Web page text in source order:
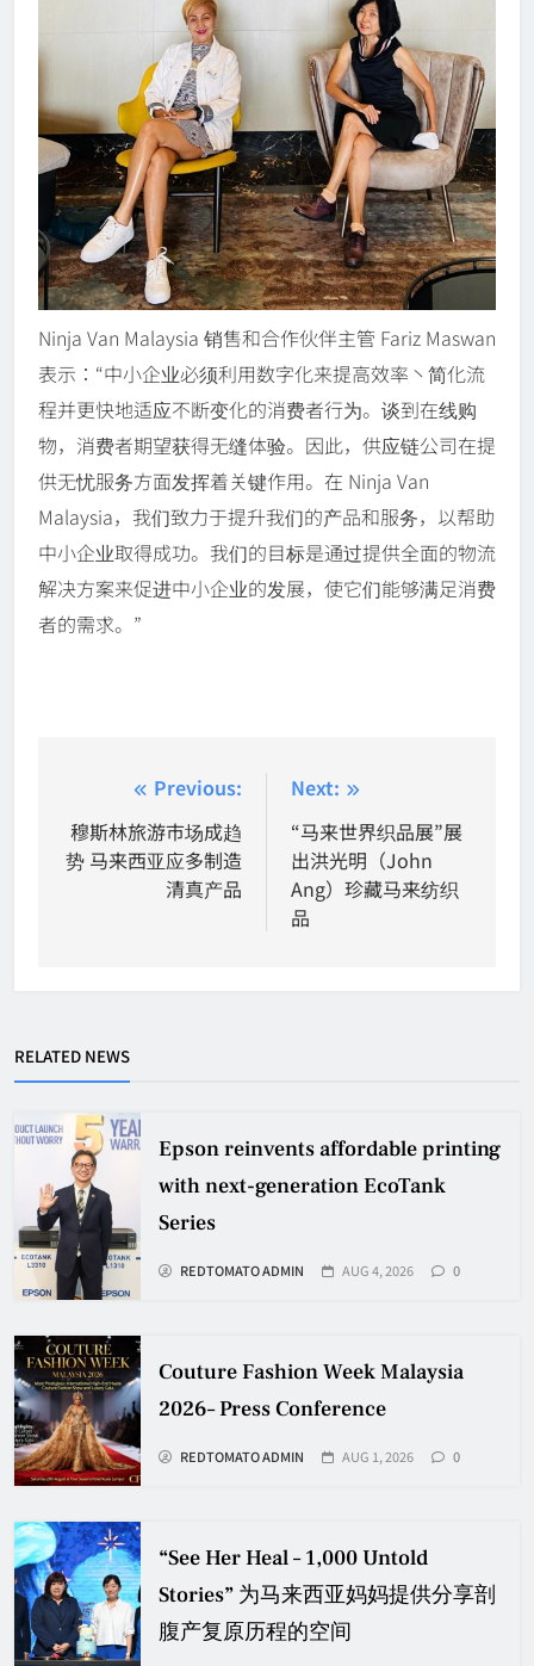
Ninja Van Malaysia 销售和合作伙伴主管 Fariz Maswan
表示：“中小企业必须利用数字化来提高效率丶简化流
程并更快地适应不断变化的消费者行为。谈到在线购
物，消费者期望获得无缝体验。因此，供应链公司在提
供无忧服务方面发挥着关键作用。在 Ninja Van
Malaysia，我们致力于提升我们的产品和服务，以帮助
中小企业取得成功。我们的目标是通过提供全面的物流
解决方案来促进中小企业的发展，使它们能够满足消费
者的需求。”
navigation
Previous:
穆斯林旅游市场成趋
势 马来西亚应多制造
清真产品
Next:
“马来世界织品展”展
出洪光明（John
Ang）珍藏马来纺织
品
RELATED NEWS
Epson reinvents affordable printing
with next-generation EcoTank
Series
REDTOMATO ADMIN AUG 4, 2026 0
Couture Fashion Week Malaysia
2026– Press Conference
REDTOMATO ADMIN AUG 1, 2026 0
“See Her Heal – 1,000 Untold
Stories” 为马来西亚妈妈提供分享剖
腹产复原历程的空间